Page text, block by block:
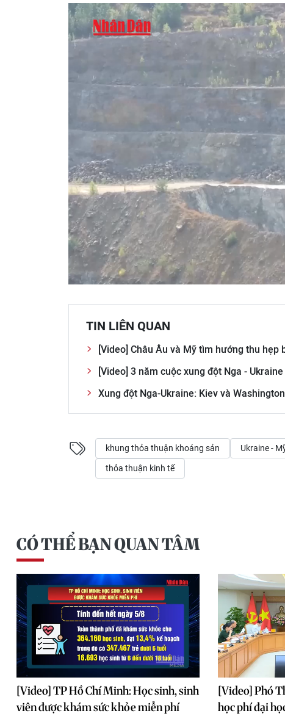
TIN LIÊN QUAN
[Video] Châu Âu và Mỹ tìm hướng thu hẹp
[Video] 3 năm cuộc xung đột Nga - Ukraine
Xung đột Nga-Ukraine: Kiev và
khung thỏa thuận khoáng sản Ukraine -
thỏa thuận kinh tế
CÓ THỂ BẠN QUAN TÂM
[Video] TP Hồ Chí Minh: Học sinh, sinh
viên được khám sức khỏe miễn phí
[Video] Phó
học phí đại